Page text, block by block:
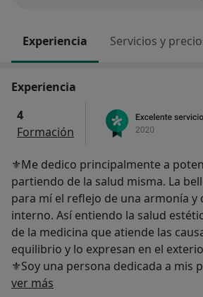
Experiencia Servicios y
Experiencia
4
Formación
⚜Me dedico principalmente a
partiendo de la salud misma. La
para mí el reflejo de una armonía y
interno. Así entiendo la salud
de la medicina que atiende las
equilibrio y lo expresan en el
⚜Soy una persona dedicada a mis
siempre me esmero por ofrecer un
ver más